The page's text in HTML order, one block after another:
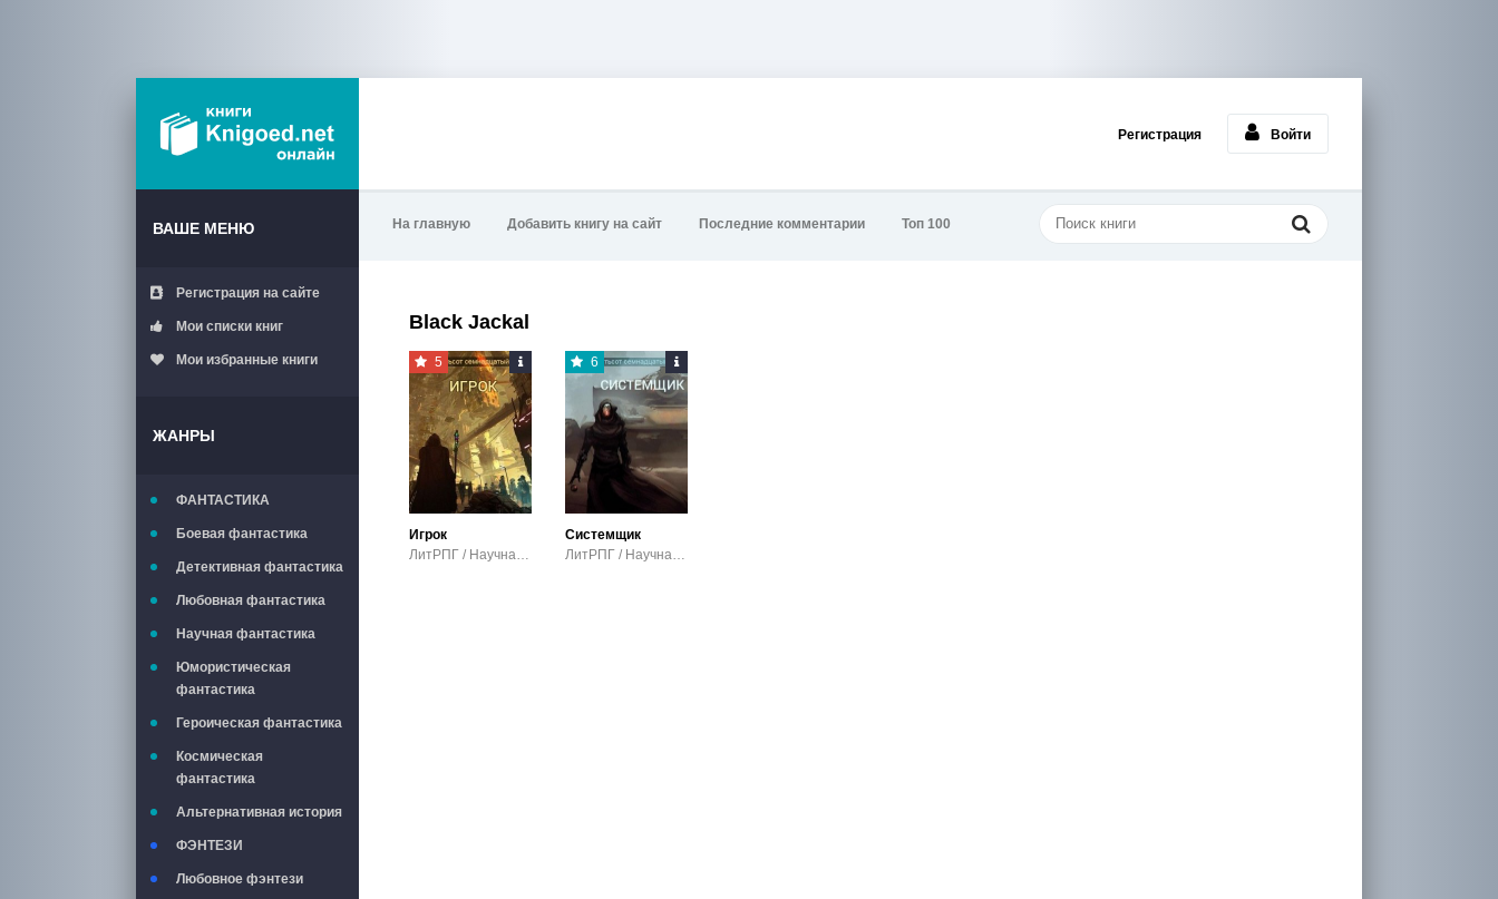
Регистрация Войти
ВАШЕ МЕНЮ
Регистрация на сайте
Мои списки книг
Мои избранные книги
ЖАНРЫ
ФАНТАСТИКА
Боевая фантастика
Детективная фантастика
Любовная фантастика
Научная фантастика
Юмористическая
фантастика
Героическая фантастика
Космическая
фантастика
Альтернативная история
ФЭНТЕЗИ
Любовное фэнтези
На главную Добавить книгу на сайт Последние комментарии Топ 100
Black Jackal
5
Игрок
ЛитРПГ / Научная фантастика
6
Системщик
ЛитРПГ / Научная фантастика